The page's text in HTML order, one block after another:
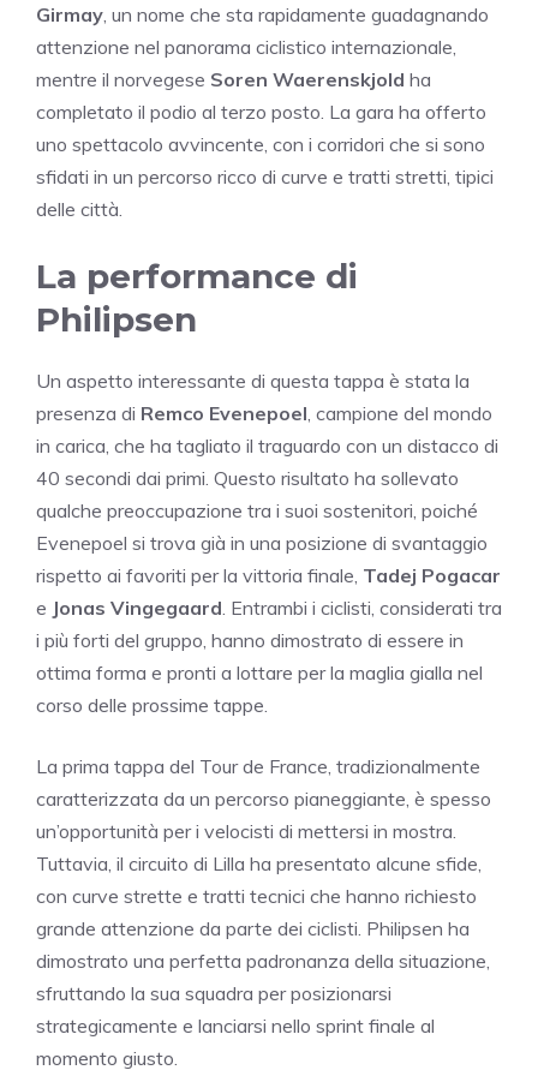
Girmay , un nome che sta rapidamente guadagnando
attenzione nel panorama ciclistico internazionale,
mentre il norvegese Soren Waerenskjold ha
completato il podio al terzo posto. La gara ha offerto
uno spettacolo avvincente, con i corridori che si sono
sfidati in un percorso ricco di curve e tratti stretti, tipici
delle città.
La performance di
Philipsen
Un aspetto interessante di questa tappa è stata la
presenza di Remco Evenepoel , campione del mondo
in carica, che ha tagliato il traguardo con un distacco di
40 secondi dai primi. Questo risultato ha sollevato
qualche preoccupazione tra i suoi sostenitori, poiché
Evenepoel si trova già in una posizione di svantaggio
rispetto ai favoriti per la vittoria finale, Tadej Pogacar
e Jonas Vingegaard . Entrambi i ciclisti, considerati tra
i più forti del gruppo, hanno dimostrato di essere in
ottima forma e pronti a lottare per la maglia gialla nel
corso delle prossime tappe.
La prima tappa del Tour de France, tradizionalmente
caratterizzata da un percorso pianeggiante, è spesso
un’opportunità per i velocisti di mettersi in mostra.
Tuttavia, il circuito di Lilla ha presentato alcune sfide,
con curve strette e tratti tecnici che hanno richiesto
grande attenzione da parte dei ciclisti. Philipsen ha
dimostrato una perfetta padronanza della situazione,
sfruttando la sua squadra per posizionarsi
strategicamente e lanciarsi nello sprint finale al
momento giusto.